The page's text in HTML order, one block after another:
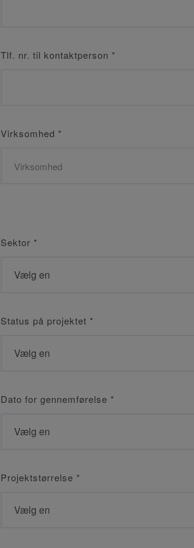
Tlf. nr. til kontaktperson *
Virksomhed *
Sektor *
Status på projektet *
Dato for gennemførelse *
Projektstørrelse *